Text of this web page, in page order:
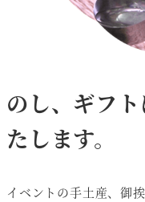
のし、ギフ
たします。
イベントの手土産、御